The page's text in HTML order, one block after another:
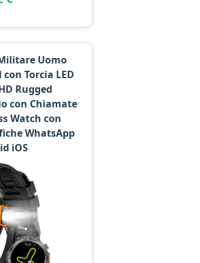
Uomo
Torcia LED
Rugged
con Chiamate
Watch con
WhatsApp
iOS